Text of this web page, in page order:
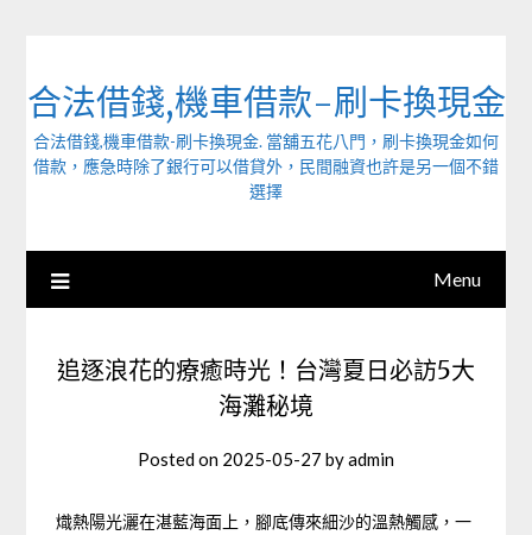
合法借錢,機車借款-刷卡換現金
合法借錢,機車借款-刷卡換現金. 當舖五花八門，刷卡換現金如何
借款，應急時除了銀行可以借貸外，民間融資也許是另一個不錯
選擇
Menu
追逐浪花的療癒時光！台灣夏日必訪5大
海灘秘境
Posted on 2025-05-27 byadmin
熾熱陽光灑在湛藍海面上，腳底傳來細沙的溫熱觸感，一